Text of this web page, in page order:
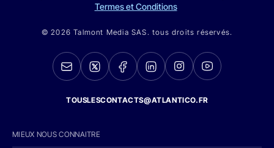
Termes et Conditions
© 2026 Talmont Media SAS. tous droits réservés.
TOUSLESCONTACTS@ATLANTICO.FR
MIEUX NOUS CONNAITRE